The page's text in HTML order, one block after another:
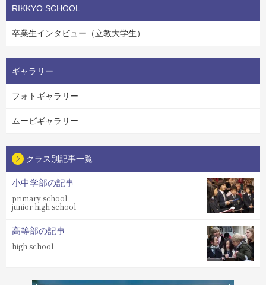
RIKKYO SCHOOL
卒業生インタビュー（立教大学生）
ギャラリー
フォトギャラリー
ムービギャラリー
クラス別記事一覧
小中学部の記事
primary school
junior high school
高等部の記事
high school